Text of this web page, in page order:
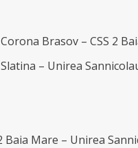
Brasov – CSS 2
Slatina – Unirea
Baia Mare – Unirea